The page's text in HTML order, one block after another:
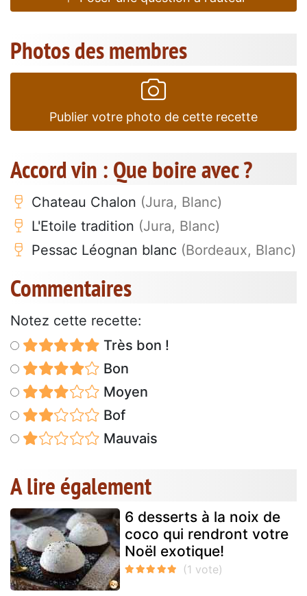
Photos des membres
Publier votre photo de cette recette
Accord vin : Que boire avec ?
Chateau Chalon (Jura, Blanc)
L'Etoile tradition (Jura, Blanc)
Pessac Léognan blanc (Bordeaux, Blanc)
Commentaires
Notez cette recette:
Très bon !
Bon
Moyen
Bof
Mauvais
A lire également
6 desserts à la noix de
coco qui rendront votre
Noël exotique!